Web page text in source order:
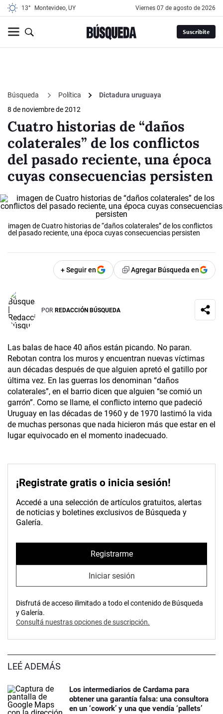
13° Montevideo, UY viernes 07 de agosto de 2026
Suscribite
Búsqueda Política
Dictadura uruguaya
8 de noviembre de 2012
Cuatro historias de “daños
colaterales” de los conflictos
del pasado reciente, una época
cuyas consecuencias persisten
imagen de Cuatro historias de “daños colaterales” de los conflictos
del pasado reciente, una época cuyas consecuencias persisten
+ Seguir en Agregar Búsqueda en
POR REDACCIÓN BÚSQUEDA
Las balas de hace 40 años están picando. No paran.
Rebotan contra los muros y encuentran nuevas víctimas
aun décadas después de que alguien apretó el gatillo por
última vez. En las guerras los denominan “daños
colaterales”, en el barrio dicen que alguien “se comió un
garrón”. Como se llame, el conflicto interno que padeció
Uruguay en las décadas de 1960 y de 1970 lastimó la vida
de muchas personas que nada hicieron más que estar en el
lugar equivocado en el momento inadecuado.
¡Registrate gratis o inicia sesión!
Accedé a una selección de artículos gratuitos, alertas
de noticias y boletines exclusivos de Búsqueda y
Galería.
Registrarme
Iniciar sesión
Disfrutá de acceso ilimitado a todo el contenido de Búsqueda
y Galería.
Consultá nuestras opciones de suscripción.
LEÉ ADEMÁS
Los intermediarios de Cardama para
obtener una garantía falsa: una consultora
en un ‘cowork’ y una que vendía ‘pallets’